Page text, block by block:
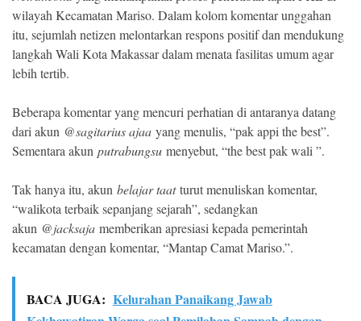
Copyright
2026
NETRAL
All
Right
Reserved
wilayah Kecamatan Mariso. Dalam kolom komentar unggahan
itu, sejumlah netizen melontarkan respons positif dan mendukung
langkah Wali Kota Makassar dalam menata fasilitas umum agar
lebih tertib.
Beberapa komentar yang mencuri perhatian di antaranya datang
dari akun @sagitarius ajaa yang menulis, “pak appi the best”.
Sementara akun putrabungsu menyebut, “the best pak wali ”.
Tak hanya itu, akun belajar taatturut menuliskan komentar,
“walikota terbaik sepanjang sejarah”, sedangkan
akun @jacksaja memberikan apresiasi kepada pemerintah
kecamatan dengan komentar, “Mantap Camat Mariso.”.
BACA JUGA: Kelurahan Panaikang Jawab